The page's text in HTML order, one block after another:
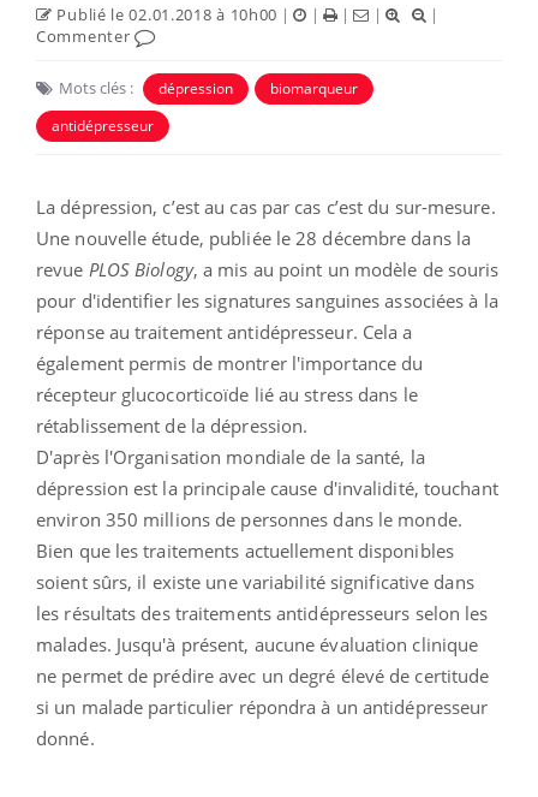
Publié le 02.01.2018 à 10h00 | | | |
|
Commenter
Mots clés : dépression
biomarqueur
antidépresseur
La dépression, c’est au cas par cas c’est du sur-mesure.
Une nouvelle étude, publiée le 28 décembre dans la
revue PLOS Biology, a mis au point un modèle de souris
pour d'identifier les signatures sanguines associées à la
réponse au traitement antidépresseur. Cela a
également permis de montrer l'importance du
récepteur glucocorticoïde lié au stress dans le
rétablissement de la dépression.
D'après l'Organisation mondiale de la santé, la
dépression est la principale cause d'invalidité, touchant
environ 350 millions de personnes dans le monde.
Bien que les traitements actuellement disponibles
soient sûrs, il existe une variabilité significative dans
les résultats des traitements antidépresseurs selon les
malades. Jusqu'à présent, aucune évaluation clinique
ne permet de prédire avec un degré élevé de certitude
si un malade particulier répondra à un antidépresseur
donné.